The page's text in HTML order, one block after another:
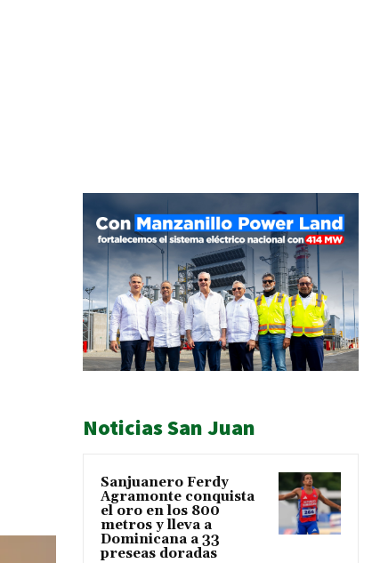
Noticias San Juan
Sanjuanero Ferdy
Agramonte conquista
el oro en los 800
metros y lleva a
Dominicana a 33
preseas doradas